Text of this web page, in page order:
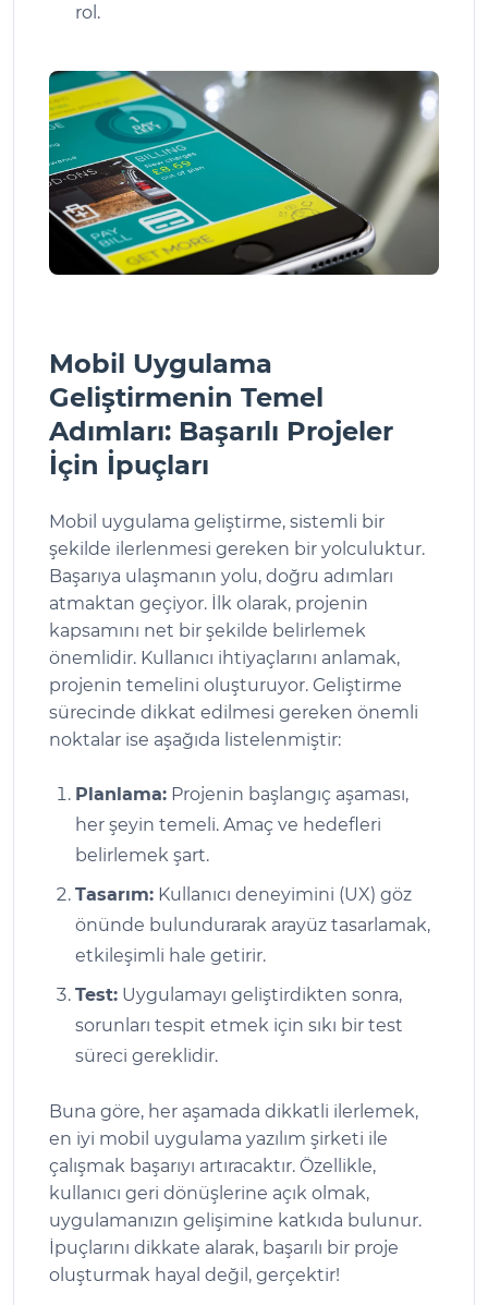
rol.
Mobil Uygulama
Geliştirmenin Temel
Adımları: Başarılı Projeler
İçin İpuçları
Mobil uygulama geliştirme, sistemli bir
şekilde ilerlenmesi gereken bir yolculuktur.
Başarıya ulaşmanın yolu, doğru adımları
atmaktan geçiyor. İlk olarak, projenin
kapsamını net bir şekilde belirlemek
önemlidir. Kullanıcı ihtiyaçlarını anlamak,
projenin temelini oluşturuyor. Geliştirme
sürecinde dikkat edilmesi gereken önemli
noktalar ise aşağıda listelenmiştir:
Planlama: Projenin başlangıç aşaması,
her şeyin temeli. Amaç ve hedefleri
belirlemek şart.
Tasarım: Kullanıcı deneyimini (UX) göz
önünde bulundurarak arayüz tasarlamak,
etkileşimli hale getirir.
Test: Uygulamayı geliştirdikten sonra,
sorunları tespit etmek için sıkı bir test
süreci gereklidir.
Buna göre, her aşamada dikkatli ilerlemek,
en iyi mobil uygulama yazılım şirketi ile
çalışmak başarıyı artıracaktır. Özellikle,
kullanıcı geri dönüşlerine açık olmak,
uygulamanızın gelişimine katkıda bulunur.
İpuçlarını dikkate alarak, başarılı bir proje
oluşturmak hayal değil, gerçektir!